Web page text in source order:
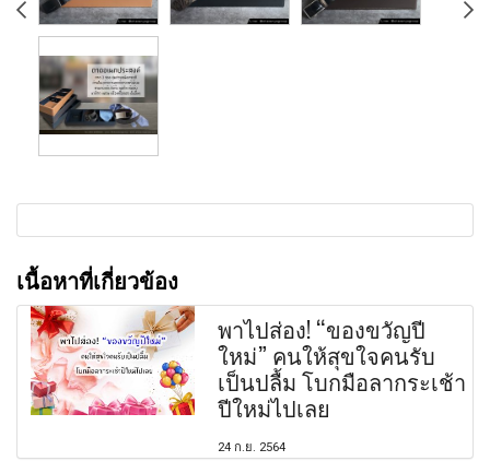
เนื้อหาที่เกี่ยวข้อง
พาไปส่อง! “ของขวัญปี
ใหม่” คนให้สุขใจคนรับ
เป็นปลื้ม โบกมือลากระเช้า
ปีใหม่ไปเลย
24 ก.ย. 2564